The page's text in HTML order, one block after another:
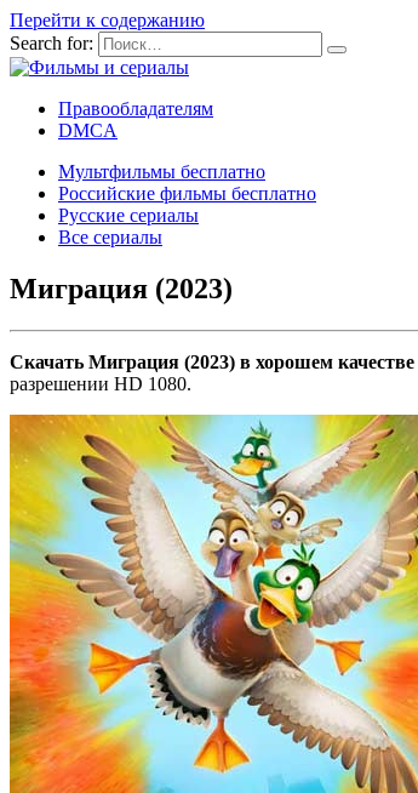
Перейти к содержанию
Search for:
Правообладателям
DMCA
Мультфильмы бесплатно
Российские фильмы бесплатно
Русские сериалы
Все сериалы
Миграция (2023)
Скачать Миграция (2023) в хорошем качестве
разрешении HD 1080.